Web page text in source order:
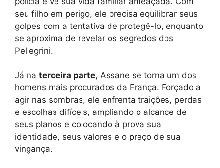
seu filho em perigo, ele precisa equilibrar seus
golpes com a tentativa de protegê-lo, enquanto
se aproxima de revelar os segredos dos
Pellegrini.
Já na terceira parte, Assane se torna um dos
homens mais procurados da França. Forçado a
agir nas sombras, ele enfrenta traições, perdas
e escolhas difíceis, ampliando o alcance de
seus planos e colocando à prova sua
identidade, seus valores e o preço de sua
vingança.